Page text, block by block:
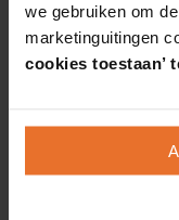
we gebruiken om
marketinguitingen
cookies toestaan’